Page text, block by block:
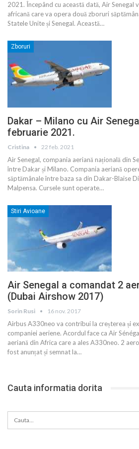
2021. Începând cu această dată, Air Senegal
africană care va opera două zboruri
Statele Unite și Senegal. Această…
Zboruri
Dakar – Milano cu Air
februarie 2021.
Cristina 22 feb. 2021
Air Senegal, compania aeriană națională din
între Dakar și Milano. Compania aeriană
săptămânale între baza sa din Dakar-Blaise
Malpensa. Cursele sunt operate…
Stiri Avioane
Air Senegal a comandat 2
(Dubai Airshow 2017)
Sorin Rusi 16 nov. 2017
Airbus A330neo va contribui la creșterea și
companiei aeriene. Acordul face ca Air
aeriană din Africa care a ales A330neo. 2
fost anunțat și semnat la…
Cauta informatia dorita